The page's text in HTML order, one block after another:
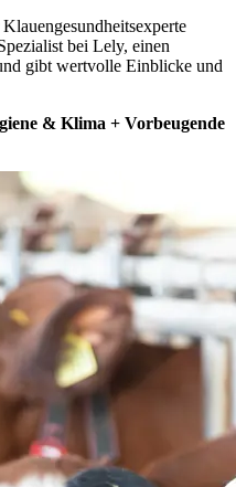
bei Lely, einen
gibt wertvolle Einblicke und
& Klima + Vorbeugende